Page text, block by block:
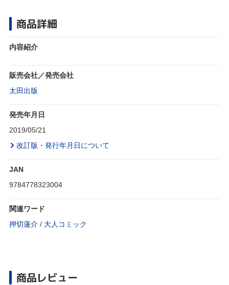
商品詳細
内容紹介
販売会社／発売会社
太田出版
発売年月日
2019/05/21
改訂版・発行年月日について
JAN
9784778323004
関連ワード
押切蓮介 / 大人コミック
商品レビュー